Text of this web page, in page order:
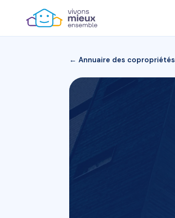
← Annuaire des copropriétés